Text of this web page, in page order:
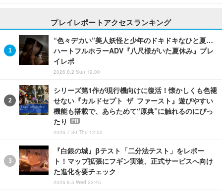
プレイレポートアクセスランキング
“色々デカい”美人妖怪と少年のドキドキなひと夏…
ハートフルホラーADV『八尺様がいた夏休み』プレ
イレポ
2026.8.2 Sun 19:00
シリーズ第1作が現行機向けに復活！懐かしくも色褪
せない『カルドセプト ザ ファースト』遊びやすい
機能も搭載で、あらためて“原典”に触れるのにぴっ
たり
PR
2026.7.30 Thu 12:00
『白銀の城』βテスト「二分法テスト」をレポー
ト！マップ拡張にフギン実装、正式サービスへ向け
た進化を要チェック
2026.8.5 Wed 22:45